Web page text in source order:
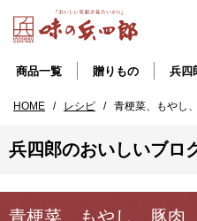
商品一覧 贈りもの 兵四
HOME / レシピ / 青梗菜、もやし
兵四郎のおいしいブロ
青梗菜、もやし、豚肉